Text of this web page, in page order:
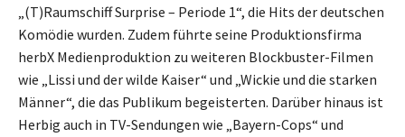
„(T)Raumschiff Surprise – Periode 1“, die Hits der deutschen
Komödie wurden. Zudem führte seine Produktionsfirma
herbX Medienproduktion zu weiteren Blockbuster-Filmen
wie „Lissi und der wilde Kaiser“ und „Wickie und die starken
Männer“, die das Publikum begeisterten. Darüber hinaus ist
Herbig auch in TV-Sendungen wie „Bayern-Cops“ und